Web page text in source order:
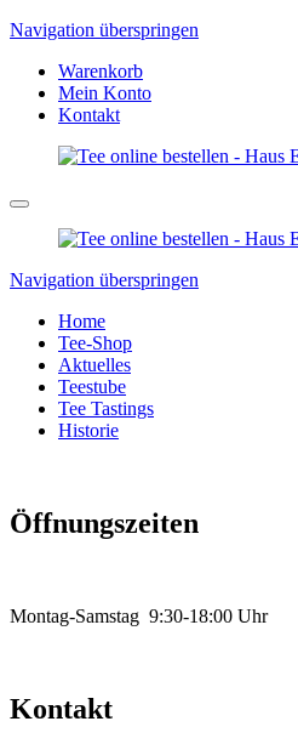
Navigation überspringen
Warenkorb
Mein Konto
Kontakt
Navigation überspringen
Home
Tee-Shop
Aktuelles
Teestube
Tee Tastings
Historie
Öffnungszeiten
Montag-Samstag 9:30-18:00 Uhr
Kontakt